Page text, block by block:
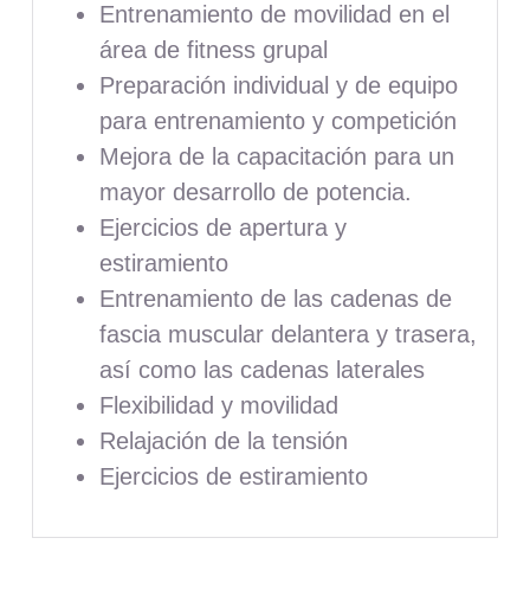
Entrenamiento de movilidad en el
área de fitness grupal
Preparación individual y de equipo
para entrenamiento y competición
Mejora de la capacitación para un
mayor desarrollo de potencia.
Ejercicios de apertura y
estiramiento
Entrenamiento de las cadenas de
fascia muscular delantera y trasera,
así como las cadenas laterales
Flexibilidad y movilidad
Relajación de la tensión
Ejercicios de estiramiento